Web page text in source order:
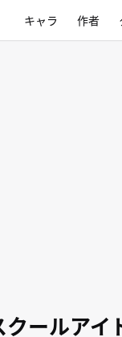
キャラ 作者
ールアイ